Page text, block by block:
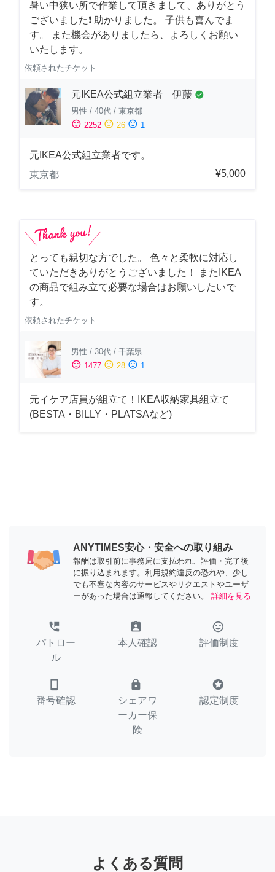
暑い中狭い所で作業して頂きまして、ありがとう
ございました❗️ 助かりました。 子供も喜んでま
す。 また機会がありましたら、よろしくお願い
いたします。
依頼されたチケット
元IKEA公式組立業者 伊藤 check_circle
男性 / 40代 / 東京都
sentiment_satisfied 2252 sentiment_neutral 26 sentiment_dissatisfied 1
元IKEA公式組立業者です。
東京都
¥5,000
とっても親切な方でした。 色々と柔軟に対応し
ていただきありがとうございました！ またIKEA
の商品で組み立て必要な場合はお願いしたいで
す。
依頼されたチケット
男性 / 30代 / 千葉県
sentiment_satisfied 1477 sentiment_neutral 28 sentiment_dissatisfied 1
元イケア店員が組立て！IKEA収納家具組立て
(BESTA・BILLY・PLATSAなど)
ANYTIMES安心・安全への取り組み
報酬は取引前に事務局に支払われ、評価・完了後
に振り込まれます。利用規約違反の恐れや、少し
でも不審な内容のサービスやリクエストやユーザ
ーがあった場合は通報してください。
詳細を見る
perm_phone_msg
パトロー
ル
assignment_ind
本人確認
tag_faces
評価制度
smartphone
番号確認
lock
シェアワ
ーカー保
険
stars
認定制度
よくある質問